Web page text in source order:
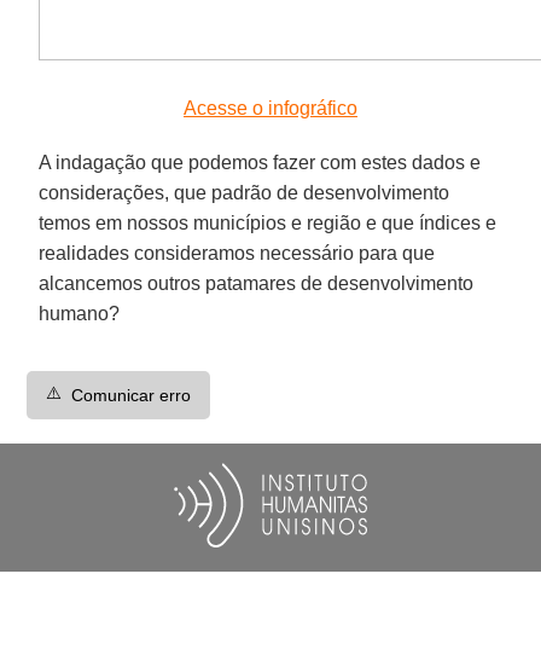
Acesse o infográfico
A indagação que podemos fazer com estes dados e
considerações, que padrão de desenvolvimento
temos em nossos municípios e região e que índices e
realidades consideramos necessário para que
alcancemos outros patamares de desenvolvimento
humano?
⚠️ Comunicar erro